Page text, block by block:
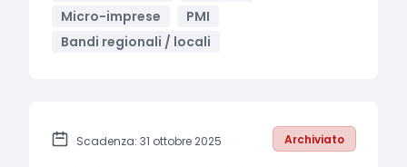
Micro-imprese
PMI
Bandi regionali / locali
Scadenza: 31 ottobre 2025 Archiviato